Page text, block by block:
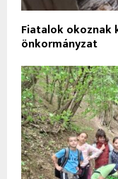
Fiatalok okoznak
önkormányzat